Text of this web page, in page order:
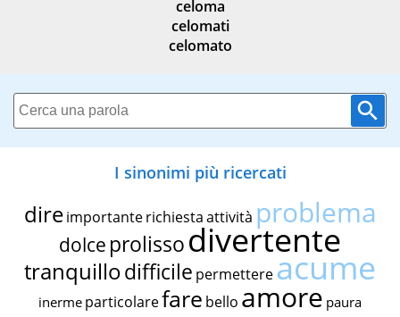
celoma
celomati
celomato
I sinonimi più ricercati
dire importante richiestaattività problema
dolce prolissodivertente
tranquillodifficile permettereacume
inerme particolarefare bello amore paura